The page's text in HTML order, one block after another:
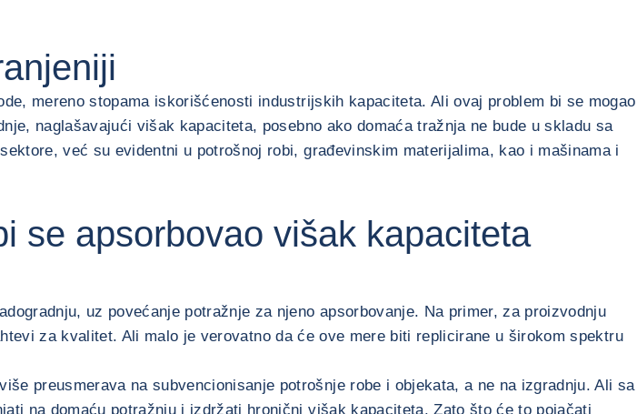
mereno stopama iskorišćenosti industrijskih kapaciteta. Ali ovaj problem bi se mogao
naglašavajući višak kapaciteta, posebno ako domaća tražnja ne bude u skladu sa
već su evidentni u potrošnoj robi, građevinskim materijalima, kao i mašinama i
se apsorbovao višak kapaciteta
uz povećanje potražnje za njeno apsorbovanje. Na primer, za proizvodnju
za kvalitet. Ali malo je verovatno da će ove mere biti replicirane u širokom spektru
preusmerava na subvencionisanje potrošnje robe i objekata, a ne na izgradnju. Ali sa
na domaću potražnju i izdržati hronični višak kapaciteta. Zato što će to pojačati